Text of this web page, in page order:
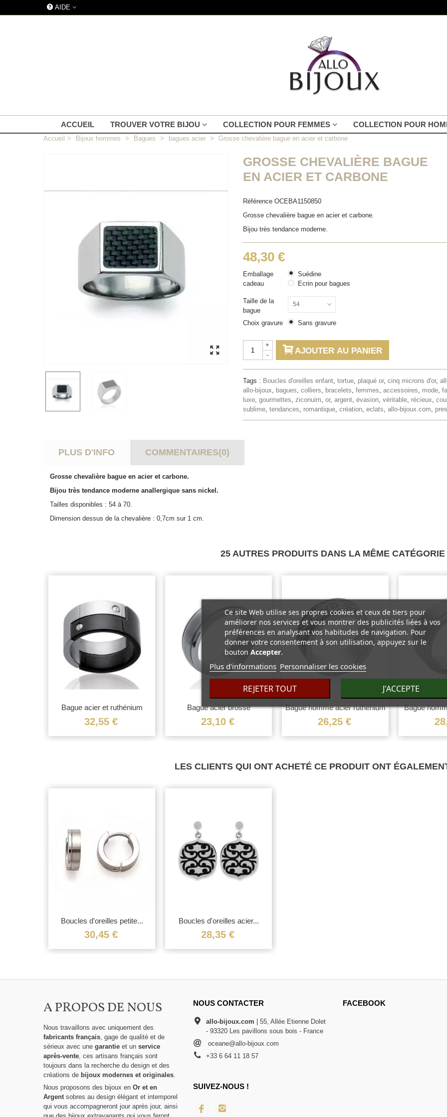
AIDE
ACCUEIL TROUVER VOTRE BIJOU COLLECTION POUR FEMMES COLLECTION POUR
Accueil > Bijoux hommes > Bagues > bagues acier > Grosse chevalière bague en acier et carbone
GROSSE CHEVALIÈRE BAGUE
EN ACIER ET CARBONE
Référence OCEBA1150850
Grosse chevalière bague en acier et carbone.
Bijou très tendance moderne.
48,30 €
Emballage
cadeau
Suédine
Ecrin pour bagues
Taille de la
bague
54
Choix gravure Sans gravure
-
+
AJOUTER AU PANIER
Tags : Boucles d'oreilles enfant, tortue, plaqué or, cinq microns d'or,
allo-bijoux
bagues colliers bracelets femmes accessoires mode,
luxe, gourmettes ziconuim or, argent, évasion, véritable, récieux
sublime, tendances romantique, création, eclats allo-bijoux.com
PLUS D'INFO COMMENTAIRES(0)
Grosse chevalière bague en acier et carbone.
Bijou très tendance moderne anallergique sans nickel.
Tailles disponibles : 54 à 70.
Dimension dessus de la chevalière : 0,7cm sur 1 cm.
25 AUTRES PRODUITS DANS LA MÊME CATÉGORIE
Bague acier et ruthénium
homme...
32,55 €
Bague acier brossé
inoxydable...
23,10 €
Bague homme acier ruthénium
noir...
26,25 €
Bague
LES CLIENTS QUI ONT ACHETÉ CE PRODUIT ONT
Boucles d'oreilles petite...
30,45 €
Boucles d'oreilles acier...
28,35 €
A PROPOS DE NOUS
Nous travaillons avec uniquement des
fabricants français, gage de qualité et de
sérieux avec une garantie et un service
après-vente, ces artisans français sont
toujours dans la recherche du design et des
créations de bijoux modernes et originales.
Nous proposons des bijoux en Or et en
Argentsobres au design élégant et intemporel
qui vous accompagneront jour après jour, ainsi
NOUS CONTACTER
allo-bijoux.com | 55, Allée Etienne Dolet
- 93320 Les pavillons sous bois - France
oceane@allo-bijoux.com
+33 6 64 11 18 57
FACEBOOK
SUIVEZ-NOUS !
Ce site Web utilise ses propres cookies et ceux de tiers pour
améliorer nos services et vous montrer des publicités liées à vos
préférences en analysant vos habitudes de navigation. Pour
donner votre consentement à son utilisation, appuyez sur le
bouton Accepter.
Plus d'informations Personnaliser les cookies
REJETER TOUT J'ACCEPTE